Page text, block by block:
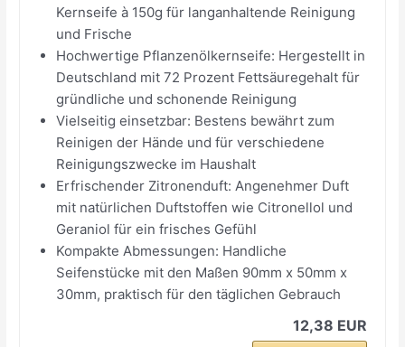
Kernseife à 150g für langanhaltende Reinigung
und Frische
Hochwertige Pflanzenölkernseife: Hergestellt in
Deutschland mit 72 Prozent Fettsäuregehalt für
gründliche und schonende Reinigung
Vielseitig einsetzbar: Bestens bewährt zum
Reinigen der Hände und für verschiedene
Reinigungszwecke im Haushalt
Erfrischender Zitronenduft: Angenehmer Duft
mit natürlichen Duftstoffen wie Citronellol und
Geraniol für ein frisches Gefühl
Kompakte Abmessungen: Handliche
Seifenstücke mit den Maßen 90mm x 50mm x
30mm, praktisch für den täglichen Gebrauch
12,38 EUR